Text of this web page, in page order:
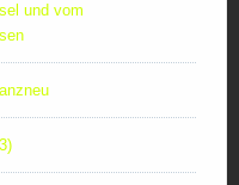
und vom